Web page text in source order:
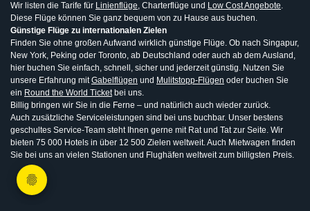
Wir listen die Tarife für Linienflüge, Charterflüge und Low Cost Angebote.
Diese Flüge können Sie ganz bequem von zu Hause aus buchen.
Günstige Flüge zu internationalen Zielen
Finden Sie ohne großen Aufwand wirklich günstige Flüge. Ob nach Singapur,
New York, Peking oder Toronto, ab Deutschland oder auch ab dem Ausland,
hier buchen Sie einfach, schnell, sicher und jederzeit günstig. Nutzen Sie
unsere Erfahrung mitGabelflügen und Mulitstopp-Flügen oder buchen Sie
ein Round the World Ticketbei uns.
Billig bringen wir Sie in die Ferne – und natürlich auch wieder zurück.
Auch zusätzliche Serviceleistungen sind bei uns buchbar. Unser bestens
geschultes Service-Team steht Ihnen gerne mit Rat und Tat zur Seite. Wir
bieten 75 000 Hotels in über 12 500 Zielen weltweit. Auch Mietwagen finden
Sie bei uns an vielen Stationen und Flughäfen weltweit zum billigsten Preis.